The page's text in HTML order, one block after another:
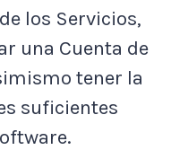
los Servicios,
una Cuenta de
tener la
suficientes